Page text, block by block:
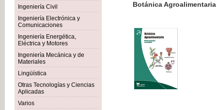
Ingeniería Civil
Ingeniería Electrónica y
Comunicaciones
Ingeniería Energética,
Eléctrica y Motores
Ingeniería Mecánica y de
Materiales
Lingüística
Otras Tecnologías y Ciencias
Aplicadas
Varios
Botánica Agroalimentaria